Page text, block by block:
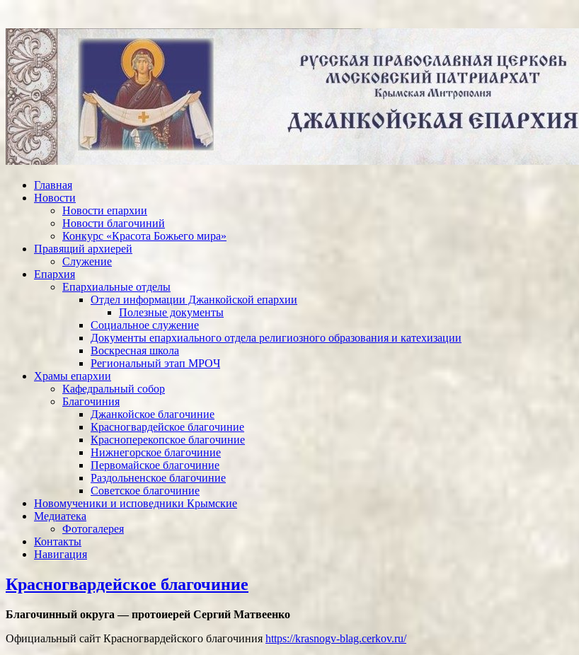
Главная
Новости
Новости епархии
Новости благочиний
Конкурс «Красота Божьего мира»
Правящий архиерей
Служение
Епархия
Епархиальные отделы
Отдел информации Джанкойской епархии
Полезные документы
Социальное служение
Документы епархиального отдела религиозного образования и катехизации
Воскресная школа
Региональный этап МРОЧ
Храмы епархии
Кафедральный собор
Благочиния
Джанкойское благочиние
Красногвардейское благочиние
Красноперекопское благочиние
Нижнегорское благочиние
Первомайское благочиние
Раздольненское благочиние
Советское благочиние
Новомученики и исповедники Крымские
Медиатека
Фотогалерея
Контакты
Навигация
Красногвардейское благочиние
Благочинный округа — протоиерей Сергий Матвеенко
Официальный сайт Красногвардейского благочиния https://krasnogv-blag.cerkov.ru/